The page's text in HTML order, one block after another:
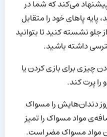
می‌کند که شما در
پاهای خود را متقابل
جلو نشسته کنید تا بتوانید
داشته باشید.
چیزی برای بازی کردن یا
را پرت کند.
روز دندان‌هایش را مسواک
مواد مسواک را تمیز
مواد مسواک مضر است.